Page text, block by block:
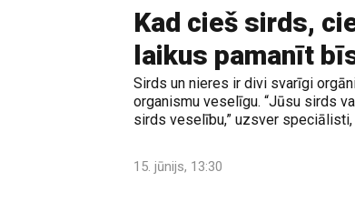
Kad cieš sirds,
laikus pamanīt
Sirds un nieres ir divi svarīgi
organismu veselīgu. “Jūsu sirds
sirds veselību,” uzsver speciālisti,
15. jūnijs, 13:30